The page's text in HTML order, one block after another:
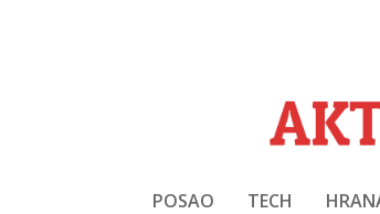
POSAO TECH